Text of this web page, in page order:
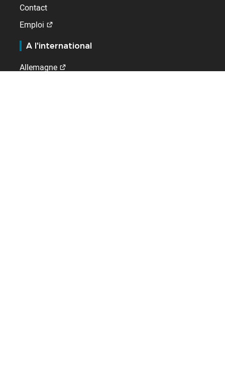
Contact
Emploi
A l'international
Allemagne